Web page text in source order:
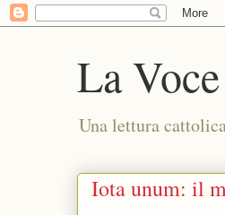
La
Una lettura
Iota unum: il